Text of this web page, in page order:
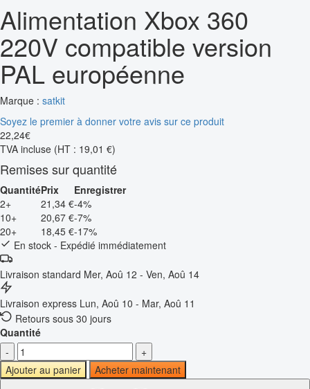
Alimentation Xbox 360
220V compatible version
PAL européenne
Marque : satkit
Soyez le premier à donner votre avis sur ce produit
22,24€
TVA incluse (HT : 19,01 €)
Remises sur quantité
QuantitéPrix
Enregistrer
2+
21,34 €-4%
10+
20,67 €-7%
20+
18,45 €-17%
En stock - Expédié immédiatement
Livraison standard Mer, Aoû 12 - Ven, Aoû 14
Livraison express Lun, Aoû 10 - Mar, Aoû 11
Retours sous 30 jours
Quantité
-
+
Ajouter au panier
Acheter maintenant